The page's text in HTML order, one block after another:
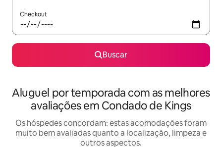
Checkout
Buscar
Aluguel por temporada com as melhores
avaliações em Condado de Kings
Os hóspedes concordam: estas acomodações foram
muito bem avaliadas quanto a localização, limpeza e
outros aspectos.